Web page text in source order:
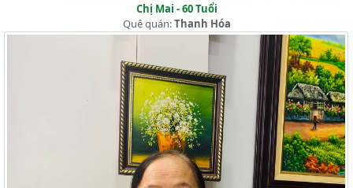
Chị Mai - 60 Tuổi
Quê quán:Thanh Hóa